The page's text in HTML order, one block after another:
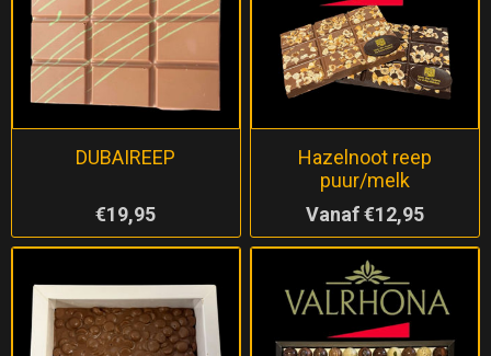
DUBAIREEP
€19,95
Hazelnoot reep
puur/melk
Vanaf €12,95